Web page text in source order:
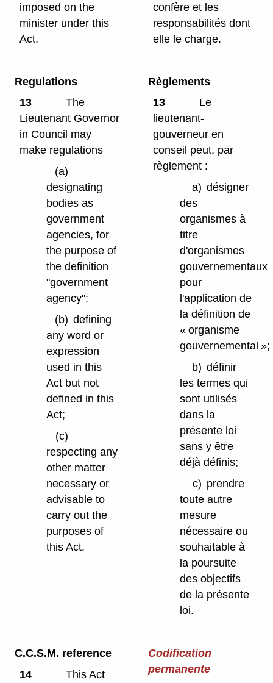
imposed on the
minister under this
Act.
confère et les
responsabilités dont
elle le charge.
Regulations
13
The
Lieutenant Governor
in Council may
make regulations
(a)
designating
bodies as
government
agencies, for
the purpose of
the definition
"government
agency";
(b) defining
any word or
expression
used in this
Act but not
defined in this
Act;
(c)
respecting any
other matter
necessary or
advisable to
carry out the
purposes of
this Act.
Règlements
13
Le
lieutenant-
gouverneur en
conseil peut, par
règlement :
a) désigner
des
organismes à
titre
d'organismes
gouvernementaux
pour
l'application de
la définition de
« organisme
gouvernemental »;
b) définir
les termes qui
sont utilisés
dans la
présente loi
sans y être
déjà définis;
c) prendre
toute autre
mesure
nécessaire ou
souhaitable à
la poursuite
des objectifs
de la présente
loi.
C.C.S.M. reference
14
This Act
Codification
permanente